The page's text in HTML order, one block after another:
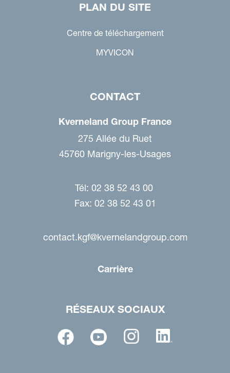
PLAN DU SITE
Centre de téléchargement
MYVICON
CONTACT
Kverneland Group France
275 Allée du Ruet
45760 Marigny-les-Usages
Tél: 02 38 52 43 00
Fax: 02 38 52 43 01
contact.kgf@kvernelandgroup.com
Carrière
RÉSEAUX SOCIAUX